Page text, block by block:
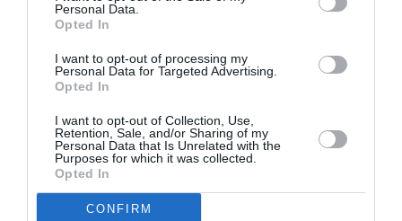
Personal Data.
Opted In
I want to opt-out of processing my
Personal Data for Targeted Advertising.
Opted In
I want to opt-out of Collection, Use,
Retention, Sale, and/or Sharing of my
Personal Data that Is Unrelated with the
Purposes for which it was collected.
Opted In
CONFIRM
Άλκηστις, του
Ευριπίδη σε
σκηνοθεσία
Δημήτρη Καραντζά
στα Αισχύλεια 2026
θανάτου», της
Βαλέριας
Δημητριάδου στο
Θέατρο Εμπορικόν